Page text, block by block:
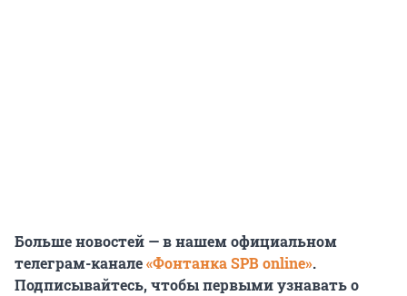
Больше новостей — в нашем официальном
телеграм-канале«Фонтанка SPB online».
Подписывайтесь, чтобы первыми узнавать о